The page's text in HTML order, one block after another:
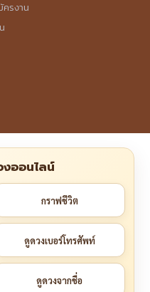
ครงาน
ออนไลน์
กราฟชีวิต
ดูดวงเบอร์โทรศัพท์
ดูดวงจากชื่อ